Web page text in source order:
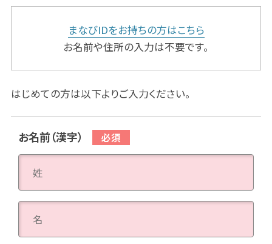
まなびIDをお持ちの方はこちら
お名前や住所の入力は不要です。
はじめての方は以下よりご入力ください。
お名前（漢字）